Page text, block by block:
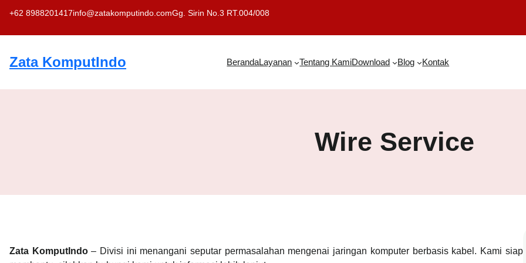
content
+62 8988201417info@zatakomputindo.comGg. Sirin No.3 RT.004/008
Zata KomputIndo BerandaLayanan Tentang KamiDownload Blog Kontak
Wire Service
Zata KomputIndo– Divisi ini menangani seputar permasalahan mengenai jaringan komputer berbasis kabel. Kami siap